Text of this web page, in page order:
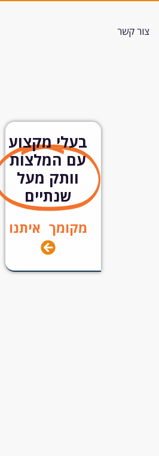
צור קשר
בעלי מקצוע
עם המלצות
וותק מעל
שנתיים
מקומך איתנו